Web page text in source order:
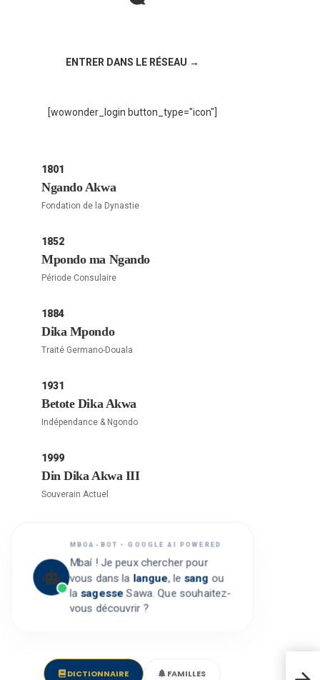
ENTRER DANS LE RÉSEAU →
[wowonder_login button_type="icon"]
1801
Ngando Akwa
Fondation de la Dynastie
1852
Mpondo ma Ngando
Période Consulaire
1884
Dika Mpondo
Traité Germano-Douala
1931
Betote Dika Akwa
Indépendance & Ngondo
1999
Din Dika Akwa III
Souverain Actuel
MBOA-BOT • GOOGLE AI POWERED
Mbaí ! Je peux chercher pour
vous dans la langue, le sangou
lasagesseSawa. Que souhaitez-
vous découvrir ?
DICTIONNAIRE FAMILLES
Ce